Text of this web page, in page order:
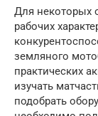
Для некоторых
рабочих
земляного
практических
изучать
подобрать